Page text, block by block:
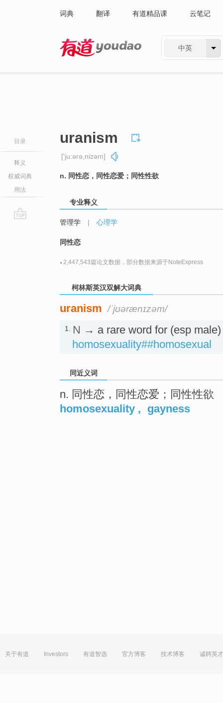
词典 翻译 有道精品课 云笔记
中英
目录
释义
权威词典
用法
uranism
['ju:ərə,nizəm]
n. 同性恋，同性恋爱；同性性欲
专业释义
管理学 | 心理学
同性恋
· 2,447,543篇论文数据，部分数据来源于NoteExpress
柯林斯英汉双解大词典
uranism /ˈjʊərænɪzəm/
1. N → a rare word for (esp male)
homosexuality##homosexual
同近义词
n. 同性恋，同性恋爱；同性性欲
homosexuality , gayness
关于有道 Investors 有道智选 官方博客 技术博客 诚聘英才